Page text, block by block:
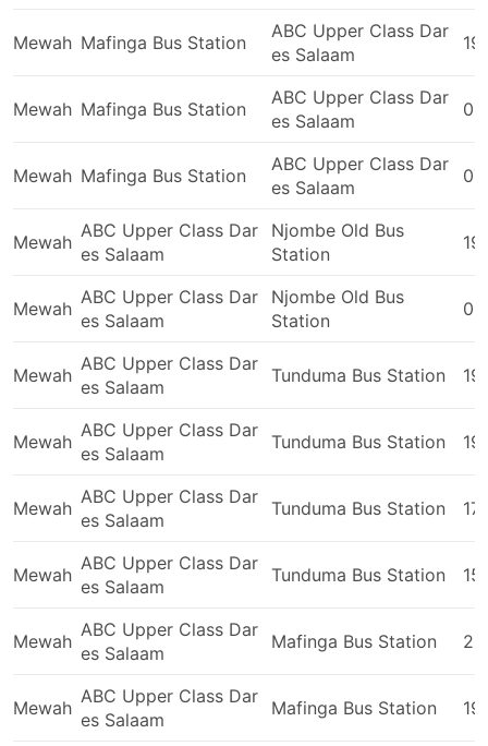
memastikan perjalanan yang paling selesa, sila pilih
kelas bas anda dengan bijak. Harga tiket biasanya
bergantung pada jarak yang anda naiki dan jenis koc.
Bagi sesetengah orang, walaupun ia adalah perjalanan
yang singkat, masih berbaloi untuk melaburkan sedikit
bas VIP kerana ia boleh menjimatkan masa anda dua
kali ganda berbanding dengan bas biasa.
Keburukan
Kebaikan Perjalanan Bas
destinasi yang tidak dapat diakses oleh kereta api
atau kapal terbang. Rangkaian bas biasanya
meliputi hampir seluruh kawasan negara, dan
laluannya adalah bagus dan telah lama dibina.
perjalanan kereta api, menaiki bas tidak
memerlukan anda tiba di stesen bas lebih awal.
tidak akan mengambil masa yang banyak. Bayaran
bagasi biasanya sangat rendah dan bayaran untuk
bagasi tambahan, jika terdapat had yang
ditetapkan, biasanya tidak terlalu tinggi.
berbanding tiket kapal terbang atau kereta api
laju. Akan selalu ada pilihan kelas tiket untuk
Mewah Mafinga Bus Station
ABC Upper Class Dar
es Salaam
Mewah Mafinga Bus Station
ABC Upper Class Dar
es Salaam
Mewah Mafinga Bus Station
ABC Upper Class Dar
es Salaam
Mewah
ABC Upper Class Dar
es Salaam
Njombe Old Bus
Station
Mewah
ABC Upper Class Dar
es Salaam
Njombe Old Bus
Station
Mewah
ABC Upper Class Dar
es Salaam
Tunduma Bus Station
Mewah
ABC Upper Class Dar
es Salaam
Tunduma Bus Station
Mewah
ABC Upper Class Dar
es Salaam
Tunduma Bus Station
Mewah
ABC Upper Class Dar
es Salaam
Tunduma Bus Station
Mewah
ABC Upper Class Dar
es Salaam
Mafinga Bus Station
Mewah
ABC Upper Class Dar
es Salaam
Mafinga Bus Station